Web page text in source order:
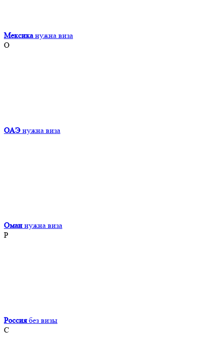
Мексика нужна виза
О
ОАЭ нужна виза
Оман нужна виза
Р
Россия без визы
С